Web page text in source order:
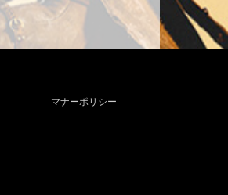
マナーポリシー